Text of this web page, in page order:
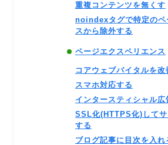
重複コンテンツを無くす
noindexタグで特定のペ
スから除外する
ページエクスペリエンス
コアウェブバイタルを改
スマホ対応する
インタースティシャル広
SSL化(HTTPS化)して
する
ブログ記事に目次を入れ